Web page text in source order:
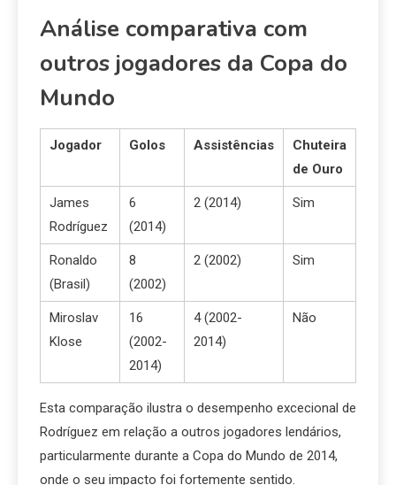
Análise comparativa com
outros jogadores da Copa do
Mundo
Jogador Golos Assistências
Chuteira
de Ouro
James
Rodríguez
6
(2014)
2 (2014) Sim
Ronaldo
(Brasil)
8
(2002)
2 (2002) Sim
Miroslav
Klose
16
(2002-
2014)
4 (2002-
2014)
Não
Esta comparação ilustra o desempenho excecional de
Rodríguez em relação a outros jogadores lendários,
particularmente durante a Copa do Mundo de 2014,
onde o seu impacto foi fortemente sentido.